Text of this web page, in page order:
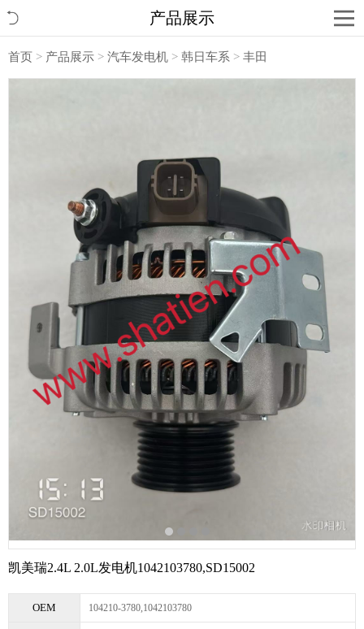
产品展示
首页 > 产品展示 > 汽车发电机 > 韩日车系 > 丰田
凯美瑞2.4L 2.0L发电机1042103780,SD15002
OEM 104210-3780,1042103780